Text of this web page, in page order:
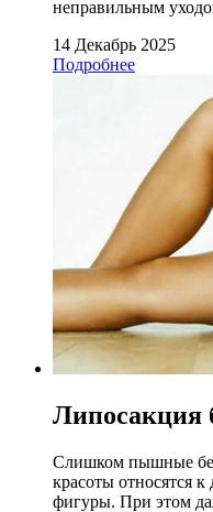
неправильным
14 Декабрь 2025
Подробнее
Липосакция
Слишком пышные
красоты относятся
фигуры. При этом